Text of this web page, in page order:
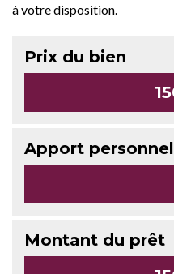
à votre disposition.
Prix du bien
Apport personnel
Montant du prêt